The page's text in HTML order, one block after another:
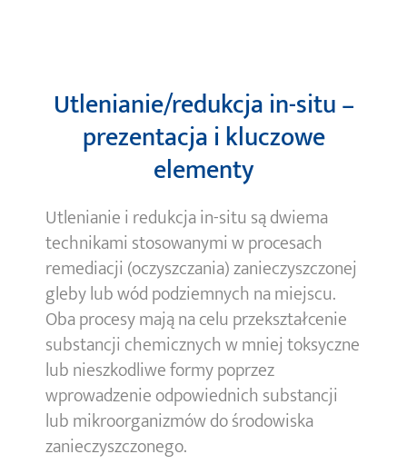
Utlenianie/redukcja in-situ–
prezentacja i kluczowe
elementy
Utlenianie i redukcja in-situ są dwiema
technikami stosowanymi w procesach
remediacji (oczyszczania) zanieczyszczonej
gleby lub wód podziemnych na miejscu.
Oba procesy mają na celu przekształcenie
substancji chemicznych w mniej toksyczne
lub nieszkodliwe formy poprzez
wprowadzenie odpowiednich substancji
lub mikroorganizmów do środowiska
zanieczyszczonego.